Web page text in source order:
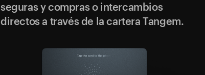
seguras y compras o intercambios
directos a través de la cartera Tangem.